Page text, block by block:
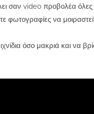
σαν video προβολέα όλες
φωτογραφίες να
όσο μακριά και να